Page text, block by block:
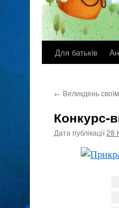
Для батьків
← Великдень
Конкурс-
Дата публікації28